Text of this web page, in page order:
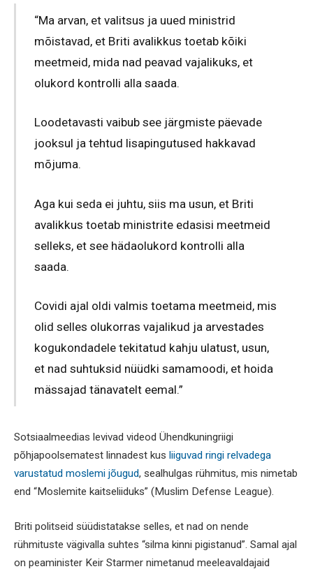
“Ma arvan, et valitsus ja uued ministrid
mõistavad, et Briti avalikkus toetab kõiki
meetmeid, mida nad peavad vajalikuks, et
olukord kontrolli alla saada.
Loodetavasti vaibub see järgmiste päevade
jooksul ja tehtud lisapingutused hakkavad
mõjuma.
Aga kui seda ei juhtu, siis ma usun, et Briti
avalikkus toetab ministrite edasisi meetmeid
selleks, et see hädaolukord kontrolli alla
saada.
Covidi ajal oldi valmis toetama meetmeid, mis
olid selles olukorras vajalikud ja arvestades
kogukondadele tekitatud kahju ulatust, usun,
et nad suhtuksid nüüdki samamoodi, et hoida
mässajad tänavatelt eemal.”
Sotsiaalmeedias levivad videod Ühendkuningriigi
põhjapoolsematest linnadest kus liiguvad ringi relvadega
varustatud moslemi jõugud, sealhulgas rühmitus, mis nimetab
end “Moslemite kaitseliiduks” (Muslim Defense League).
Briti politseid süüdistatakse selles, et nad on nende
rühmituste vägivalla suhtes “silma kinni pigistanud”. Samal ajal
on peaminister Keir Starmer nimetanud meeleavaldajaid